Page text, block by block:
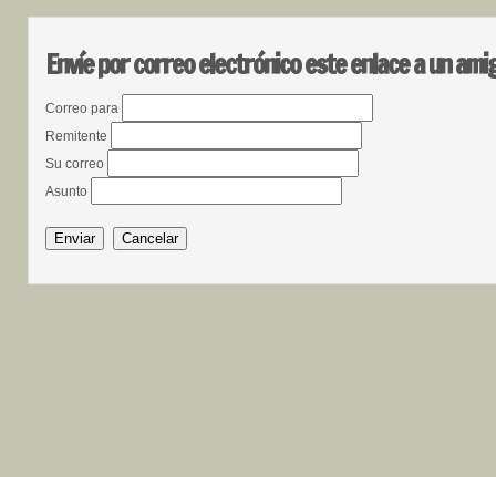
Envíe por correo electrónico este enlace a un
Correo para
Remitente
Su correo
Asunto
Enviar Cancelar